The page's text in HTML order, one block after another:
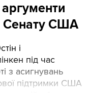
Сенату США
і
під час
з асигнувань
підтримки США